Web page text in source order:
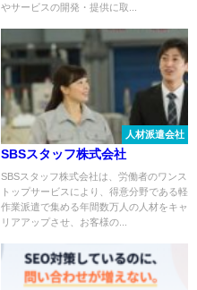
やサービスの開発・提供に取...
人材派遣会社
SBSスタッフ株式会社
SBSスタッフ株式会社は、労働者のワンス
トップサービスにより、得意分野である軽
作業派遣で集める年間数万人の人材をキャ
リアアップさせ、お客様の...